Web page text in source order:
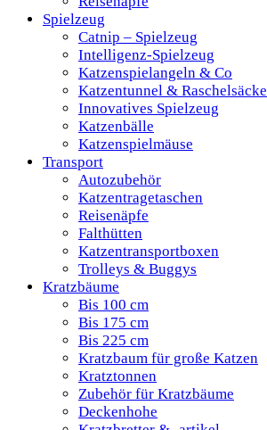
Spielzeug
Catnip – Spielzeug
Intelligenz-Spielzeug
Katzenspielangeln & Co
Katzentunnel & Raschelsäcke
Innovatives Spielzeug
Katzenbälle
Katzenspielmäuse
Transport
Autozubehör
Katzentragetaschen
Reisenäpfe
Falthütten
Katzentransportboxen
Trolleys & Buggys
Kratzbäume
Bis 100 cm
Bis 175 cm
Bis 225 cm
Kratzbaum für große Katzen
Kratztonnen
Zubehör für Kratzbäume
Deckenhohe